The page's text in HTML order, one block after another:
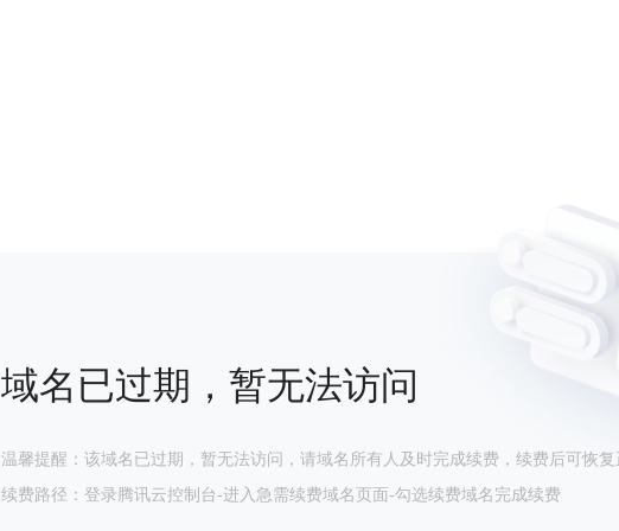
域名已过期，暂无法访问
温馨提醒：该域名已过期，暂无法访问，请域名所有人及时完成续费，续费后可恢复
续费路径：登录腾讯云控制台-进入急需续费域名页面-勾选续费域名完成续费